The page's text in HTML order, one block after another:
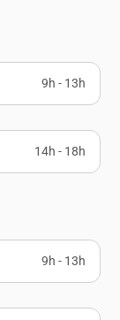
9h - 13h
14h - 18h
9h - 13h